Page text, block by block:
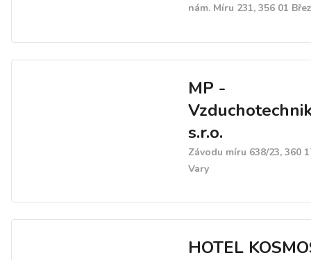
nám. Míru 231, 356 01
MP -
s.r.o.
Závodu míru 638/23, 360
Vary
HOTEL